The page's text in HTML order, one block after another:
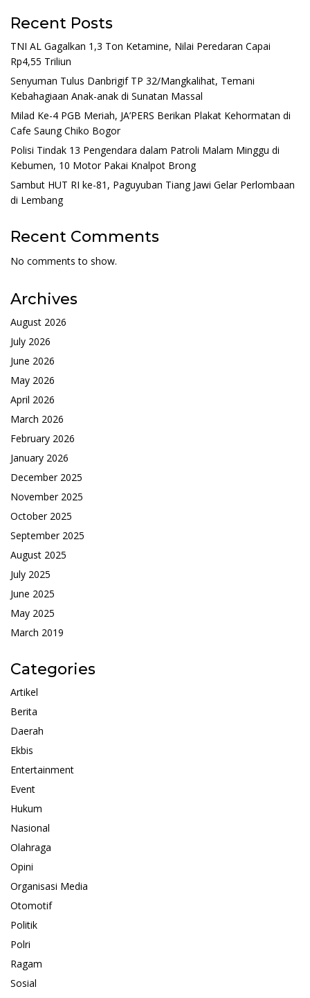
Recent Posts
TNI AL Gagalkan 1,3 Ton Ketamine, Nilai Peredaran Capai
Rp4,55 Triliun
Senyuman Tulus Danbrigif TP 32/Mangkalihat, Temani
Kebahagiaan Anak-anak di Sunatan Massal
Milad Ke-4 PGB Meriah, JA’PERS Berikan Plakat Kehormatan di
Cafe Saung Chiko Bogor
Polisi Tindak 13 Pengendara dalam Patroli Malam Minggu di
Kebumen, 10 Motor Pakai Knalpot Brong
Sambut HUT RI ke-81, Paguyuban Tiang Jawi Gelar Perlombaan
di Lembang
Recent Comments
No comments to show.
Archives
August 2026
July 2026
June 2026
May 2026
April 2026
March 2026
February 2026
January 2026
December 2025
November 2025
October 2025
September 2025
August 2025
July 2025
June 2025
May 2025
March 2019
Categories
Artikel
Berita
Daerah
Ekbis
Entertainment
Event
Hukum
Nasional
Olahraga
Opini
Organisasi Media
Otomotif
Politik
Polri
Ragam
Sosial